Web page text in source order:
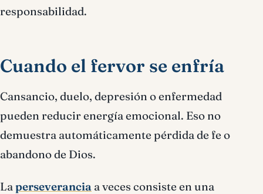
responsabilidad.
Cuando el fervor se enfría
Cansancio, duelo, depresión o enfermedad
pueden reducir energía emocional. Eso no
demuestra automáticamente pérdida de fe o
abandono de Dios.
Laperseverancia a veces consiste en una